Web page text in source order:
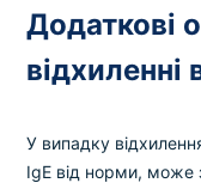
Додаткові
відхиленні
У випадку
IgE від норми, може